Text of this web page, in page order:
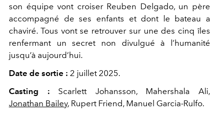
son équipe vont croiser Reuben Delgado, un père
accompagné de ses enfants et dont le bateau a
chaviré. Tous vont se retrouver sur une des cinq îles
renfermant un secret non divulgué à l’humanité
jusqu’à aujourd’hui.
Date de sortie : 2 juillet 2025.
Casting : Scarlett Johansson, Mahershala Ali,
Jonathan Bailey, Rupert Friend, Manuel Garcia-Rulfo.